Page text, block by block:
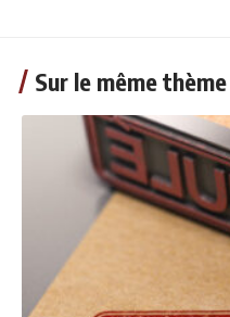
Sur le même thème